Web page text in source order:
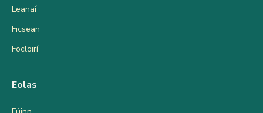
Leanaí
Ficsean
Focloirí
Eolas